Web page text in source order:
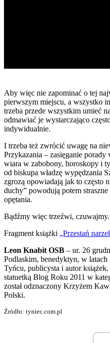
Aby więc nie zapominać o tej
pierwszym miejscu, a wszystko
trzeba przede wszystkim umieć
odmawiać je wystarczająco
indywidualnie.
I trzeba też zwrócić uwagę na
Przykazania – zasięganie
wiara w zabobony, horoskopy i
od biskupa władzę wypędzania
zgrozą opowiadają jak to często
duchy” powodują potem
opętania.
Bądźmy więc trzeźwi,
Fragment książki „Przestań
Leon Knabit OSB – ur. 26
Podlaskim, benedyktyn, w
Tyńcu, publicysta i autor książek.
statuetką Blog Roku 2011 w
został odznaczony Krzyżem
Polski.
Źródło: tyniec.com.pl